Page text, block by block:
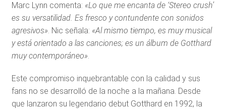
Marc Lynn comenta: «Lo que me encanta de ‘Stereo crush’
es su versatilidad. Es fresco y contundente con sonidos
agresivos». Nic señala: «Al mismo tiempo, es muy musical
y está orientado a las canciones; es un álbum de Gotthard
muy contemporáneo».
Este compromiso inquebrantable con la calidad y sus
fans no se desarrolló de la noche a la mañana. Desde
que lanzaron su legendario debut Gotthard en 1992, la